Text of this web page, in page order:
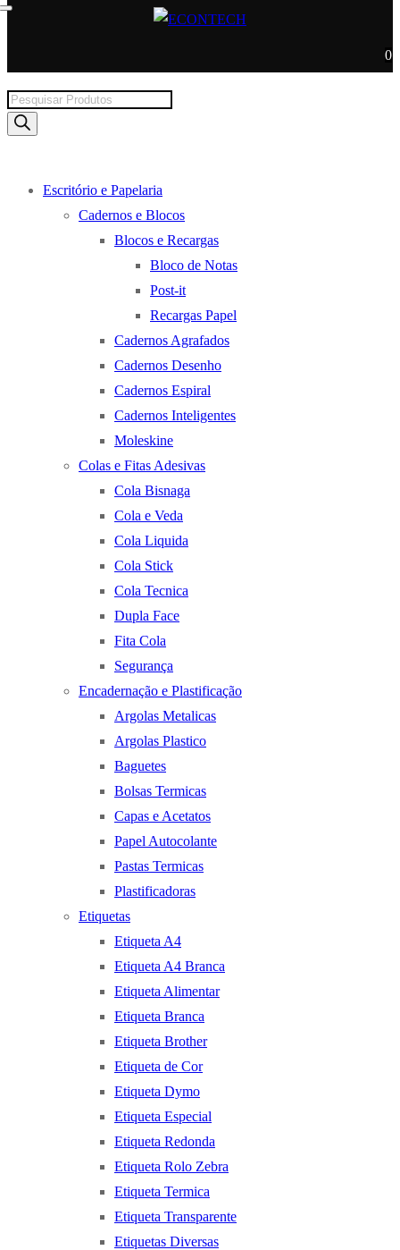
0
Products
search
Escritório e Papelaria
Cadernos e Blocos
Blocos e Recargas
Bloco de Notas
Post-it
Recargas Papel
Cadernos Agrafados
Cadernos Desenho
Cadernos Espiral
Cadernos Inteligentes
Moleskine
Colas e Fitas Adesivas
Cola Bisnaga
Cola e Veda
Cola Liquida
Cola Stick
Cola Tecnica
Dupla Face
Fita Cola
Segurança
Encadernação e Plastificação
Argolas Metalicas
Argolas Plastico
Baguetes
Bolsas Termicas
Capas e Acetatos
Papel Autocolante
Pastas Termicas
Plastificadoras
Etiquetas
Etiqueta A4
Etiqueta A4 Branca
Etiqueta Alimentar
Etiqueta Branca
Etiqueta Brother
Etiqueta de Cor
Etiqueta Dymo
Etiqueta Especial
Etiqueta Redonda
Etiqueta Rolo Zebra
Etiqueta Termica
Etiqueta Transparente
Etiquetas Diversas